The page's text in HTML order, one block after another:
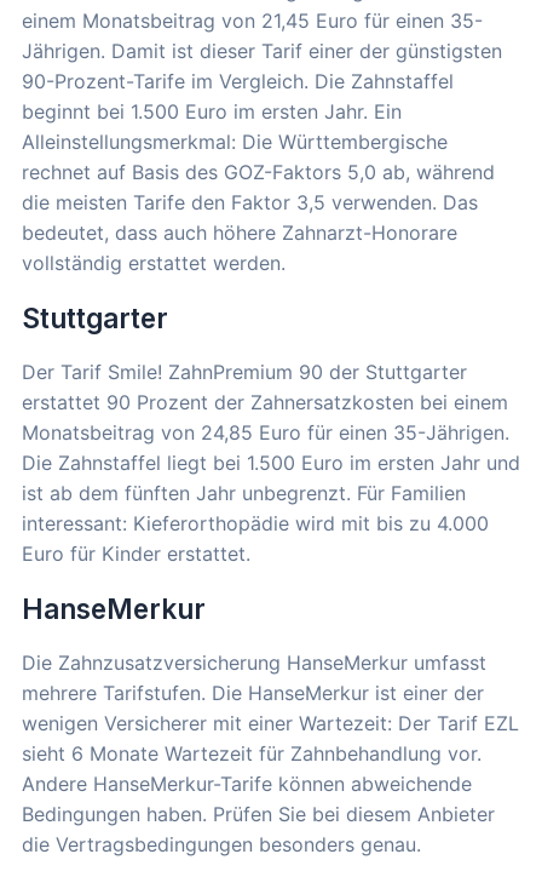
einem Monatsbeitrag von 21,45 Euro für einen 35-
Jährigen. Damit ist dieser Tarif einer der günstigsten
90-Prozent-Tarife im Vergleich. Die Zahnstaffel
beginnt bei 1.500 Euro im ersten Jahr. Ein
Alleinstellungsmerkmal: Die Württembergische
rechnet auf Basis des GOZ-Faktors 5,0 ab, während
die meisten Tarife den Faktor 3,5 verwenden. Das
bedeutet, dass auch höhere Zahnarzt-Honorare
vollständig erstattet werden.
Stuttgarter
Der Tarif Smile! ZahnPremium 90 der Stuttgarter
erstattet 90 Prozent der Zahnersatzkosten bei einem
Monatsbeitrag von 24,85 Euro für einen 35-Jährigen.
Die Zahnstaffel liegt bei 1.500 Euro im ersten Jahr und
ist ab dem fünften Jahr unbegrenzt. Für Familien
interessant: Kieferorthopädie wird mit bis zu 4.000
Euro für Kinder erstattet.
HanseMerkur
Die Zahnzusatzversicherung HanseMerkur umfasst
mehrere Tarifstufen. Die HanseMerkur ist einer der
wenigen Versicherer mit einer Wartezeit: Der Tarif EZL
sieht 6 Monate Wartezeit für Zahnbehandlung vor.
Andere HanseMerkur-Tarife können abweichende
Bedingungen haben. Prüfen Sie bei diesem Anbieter
die Vertragsbedingungen besonders genau.